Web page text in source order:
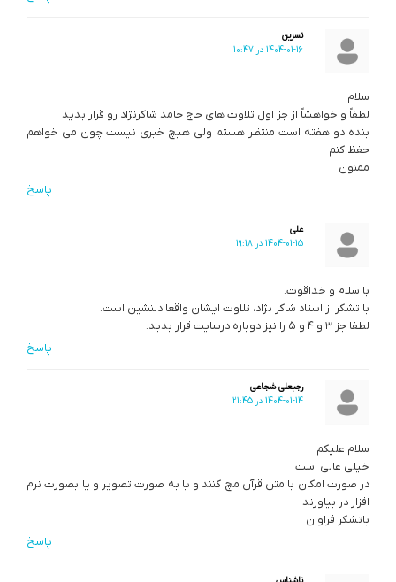
نسرین
1404-01-16 در 10:47
سلام
لطفاً و خواهشاً از جز اول تلاوت های حاج حامد شاکرنژاد رو قرار بدید
بنده دو هفته است منتظر هستم ولی هیچ خبری نیست چون می خواهم
حفظ کنم
ممنون
پاسخ
علی
1404-01-15 در 19:18
با سلام و خداقوت.
با تشکر از استاد شاکر نژاد، تلاوت ایشان واقعا دلنشین است.
لطفا جز ۳ و ۴ و ۵ را نیز دوباره درسایت قرار بدید.
پاسخ
رجبعلی شجاعی
1404-01-14 در 21:45
سلام علیکم
خیلی عالی است
در صورت امکان با متن قرآن مچ کنند و یا به صورت تصویر و یا بصورت نرم
افزار در بیاورند
باتشکر فراوان
پاسخ